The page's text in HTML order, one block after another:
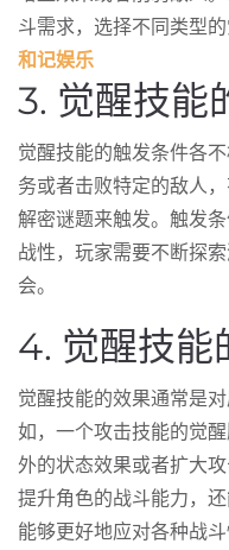
斗需求，选择不同类型
和记娱乐
3. 觉醒技能
觉醒技能的触发条件各
务或者击败特定的敌人
解密谜题来触发。触发
战性，玩家需要不断探
会。
4. 觉醒技能
觉醒技能的效果通常是
如，一个攻击技能的觉
外的状态效果或者扩大
提升角色的战斗能力，
能够更好地应对各种战斗